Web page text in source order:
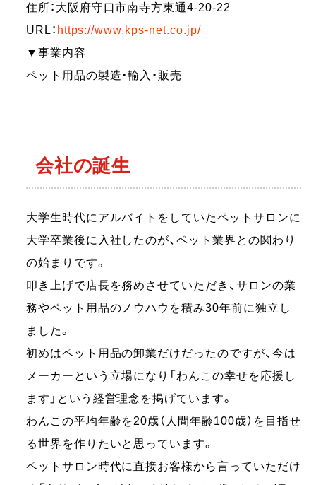
住所：大阪府守口市南寺方東通4-20-22
URL： https://www.kps-net.co.jp/
▼事業内容
ペット用品の製造・輸入・販売
会社の誕生
大学生時代にアルバイトをしていたペットサロンに
大学卒業後に入社したのが、ペット業界との関わり
の始まりです。
叩き上げで店長を務めさせていただき、サロンの業
務やペット用品のノウハウを積み30年前に独立し
ました。
初めはペット用品の卸業だけだったのですが、今は
メーカーという立場になり「わんこの幸せを応援し
ます」という経営理念を掲げています。
わんこの平均年齢を20歳（人間年齢100歳）を目指せ
る世界を作りたいと思っています。
ペットサロン時代に直接お客様から言っていただけ